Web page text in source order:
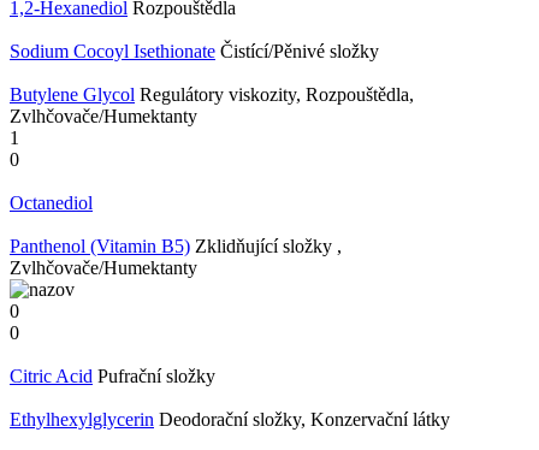
1,2-Hexanediol Rozpouštědla
Sodium Cocoyl Isethionate Čistící/Pěnivé složky
Butylene Glycol Regulátory viskozity, Rozpouštědla,
Zvlhčovače/Humektanty
1
0
Octanediol
Panthenol (Vitamin B5) Zklidňující složky ,
Zvlhčovače/Humektanty
0
0
Citric Acid Pufrační složky
Ethylhexylglycerin Deodorační složky, Konzervační látky